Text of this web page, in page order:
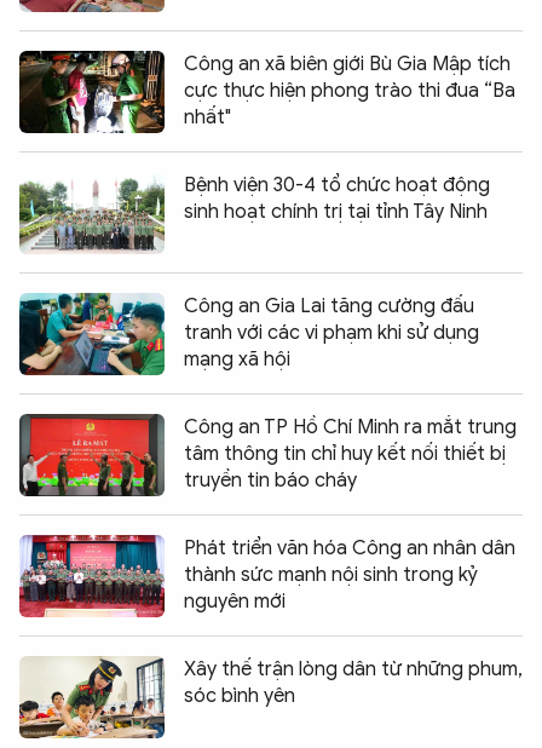
Công an xã biên giới Bù Gia Mập tích
cực thực hiện phong trào thi đua “Ba
nhất"
Bệnh viện 30-4 tổ chức hoạt động
sinh hoạt chính trị tại tỉnh Tây Ninh
Công an Gia Lai tăng cường đấu
tranh với các vi phạm khi sử dụng
mạng xã hội
Công an TP Hồ Chí Minh ra mắt trung
tâm thông tin chỉ huy kết nối thiết bị
truyền tin báo cháy
Phát triển văn hóa Công an nhân dân
thành sức mạnh nội sinh trong kỷ
nguyên mới
Xây thế trận lòng dân từ những phum,
sóc bình yên